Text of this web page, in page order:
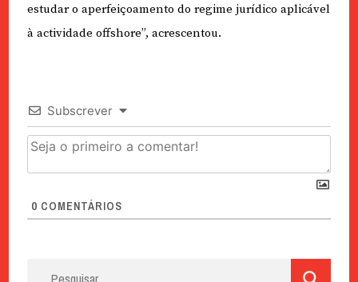
estudar o aperfeiçoamento do regime jurídico aplicável
à actividade offshore”, acrescentou.
Subscrever
0 COMENTÁRIOS